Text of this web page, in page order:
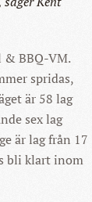
BBQ-VM.
spridas,
är 58 lag
sex lag
är lag från 17
bli klart inom